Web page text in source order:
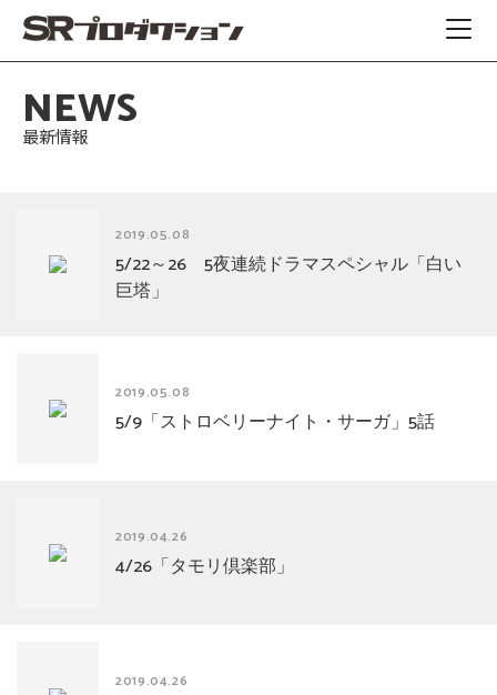
NEWS
最新情報
2019.05.08
5/22～26 5夜連続ドラマスペシャル「白い
巨塔」
2019.05.08
5/9「ストロベリーナイト・サーガ」5話
2019.04.26
4/26「タモリ倶楽部」
2019.04.26